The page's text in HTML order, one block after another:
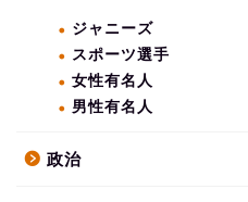
ジャニーズ
スポーツ選手
女性有名人
男性有名人
政治